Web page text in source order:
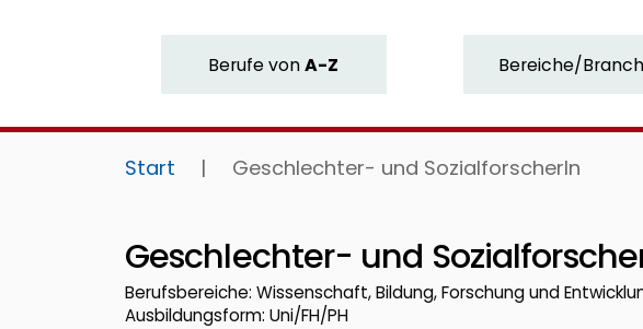
BerufevonA-Z Bereiche/
Start | Geschlechter- und SozialforscherIn
Geschlechter- und
Berufsbereiche: Wissenschaft, Bildung, Forschung und
Ausbildungsform: Uni/FH/PH